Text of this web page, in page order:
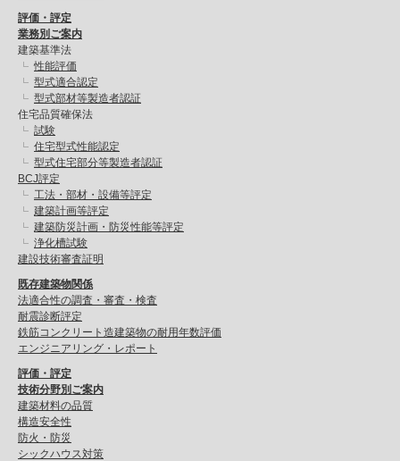
評価・評定
業務別ご案内
建築基準法
性能評価
型式適合認定
型式部材等製造者認証
住宅品質確保法
試験
住宅型式性能認定
型式住宅部分等製造者認証
BCJ評定
工法・部材・設備等評定
建築計画等評定
建築防災計画・防災性能等評定
浄化槽試験
建設技術審査証明
既存建築物関係
法適合性の調査・審査・検査
耐震診断評定
鉄筋コンクリート造建築物の耐用年数評価
エンジニアリング・レポート
評価・評定
技術分野別ご案内
建築材料の品質
構造安全性
防火・防災
シックハウス対策